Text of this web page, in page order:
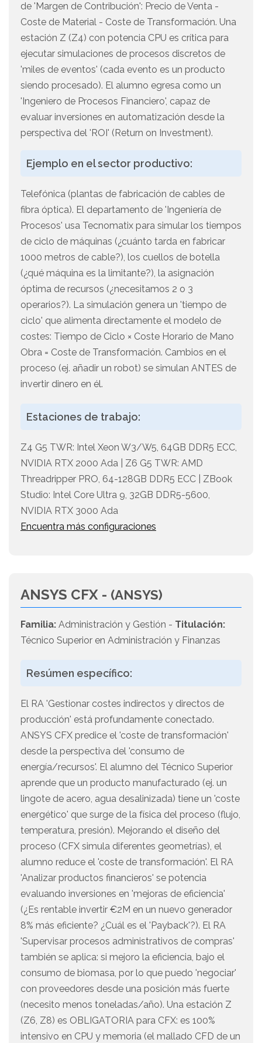
de 'Margen de Contribución': Precio de Venta -
Coste de Material - Coste de Transformación. Una
estación Z (Z4) con potencia CPU es crítica para
ejecutar simulaciones de procesos discretos de
'miles de eventos' (cada evento es un producto
siendo procesado). El alumno egresa como un
'Ingeniero de Procesos Financiero', capaz de
evaluar inversiones en automatización desde la
perspectiva del 'ROI' (Return on Investment).
Ejemplo en el sector productivo:
Telefónica (plantas de fabricación de cables de
fibra óptica). El departamento de 'Ingeniería de
Procesos' usa Tecnomatix para simular los tiempos
de ciclo de máquinas (¿cuánto tarda en fabricar
1000 metros de cable?), los cuellos de botella
(¿qué máquina es la limitante?), la asignación
óptima de recursos (¿necesitamos 2 o 3
operarios?). La simulación genera un 'tiempo de
ciclo' que alimenta directamente el modelo de
costes: Tiempo de Ciclo × Coste Horario de Mano
Obra = Coste de Transformación. Cambios en el
proceso (ej. añadir un robot) se simulan ANTES de
invertir dinero en él.
Estaciones de trabajo:
Z4 G5 TWR: Intel Xeon W3/W5, 64GB DDR5 ECC,
NVIDIA RTX 2000 Ada | Z6 G5 TWR: AMD
Threadripper PRO, 64-128GB DDR5 ECC | ZBook
Studio: Intel Core Ultra 9, 32GB DDR5-5600,
NVIDIA RTX 3000 Ada
Encuentra más configuraciones
ANSYS CFX - (ANSYS)
Familia: Administración y Gestión - Titulación:
Técnico Superior en Administración y Finanzas
Resúmen específico:
El RA 'Gestionar costes indirectos y directos de
producción' está profundamente conectado.
ANSYS CFX predice el 'coste de transformación'
desde la perspectiva del 'consumo de
energía/recursos'. El alumno del Técnico Superior
aprende que un producto manufacturado (ej. un
lingote de acero, agua desalinizada) tiene un 'coste
energético' que surge de la física del proceso (flujo,
temperatura, presión). Mejorando el diseño del
proceso (CFX simula diferentes geometrías), el
alumno reduce el 'coste de transformación'. El RA
'Analizar productos financieros' se potencia
evaluando inversiones en 'mejoras de eficiencia'
(¿Es rentable invertir €2M en un nuevo generador
8% más eficiente? ¿Cuál es el 'Payback'?). El RA
'Supervisar procesos administrativos de compras'
también se aplica: si mejoro la eficiencia, bajo el
consumo de biomasa, por lo que puedo 'negociar'
con proveedores desde una posición más fuerte
(necesito menos toneladas/año). Una estación Z
(Z6, Z8) es OBLIGATORIA para CFX: es 100%
intensivo en CPU y memoria (el mallado CFD de un